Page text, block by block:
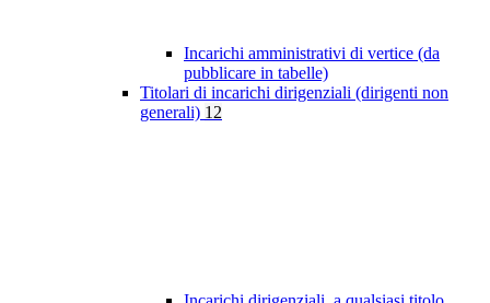
Incarichi amministrativi di vertice (da
pubblicare in tabelle)
Titolari di incarichi dirigenziali (dirigenti non
generali) 12